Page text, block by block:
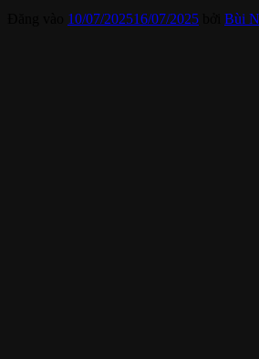
10/07/202516/07/2025 Bùi